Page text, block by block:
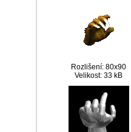
Rozlišení: 80x90
Velikost: 33 kB